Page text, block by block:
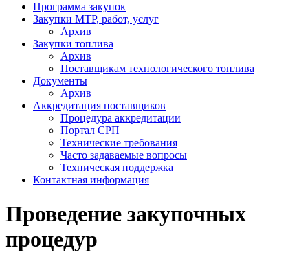
Программа закупок
Закупки МТР, работ, услуг
Архив
Закупки топлива
Архив
Поставщикам технологического топлива
Документы
Архив
Аккредитация поставщиков
Процедура аккредитации
Портал СРП
Технические требования
Часто задаваемые вопросы
Техническая поддержка
Контактная информация
Проведение закупочных
процедур